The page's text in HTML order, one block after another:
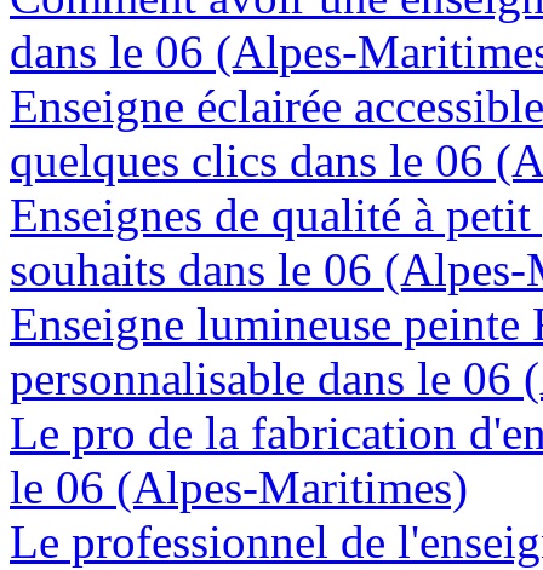
dans le 06 (Alpes-
Enseigne éclairée
quelques clics dans le 06
Enseignes de qualité à
souhaits dans le 06
Enseigne lumineuse
personnalisable dans le 06
Le pro de la fabrication
le 06 (Alpes-Maritimes)
Le professionnel de